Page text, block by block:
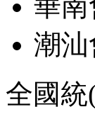
華南
潮汕
全國統